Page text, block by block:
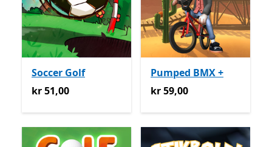
Soccer Golf
kr 51,00
kr 51,00
Pumped BMX +
kr 59,00
kr 59,00